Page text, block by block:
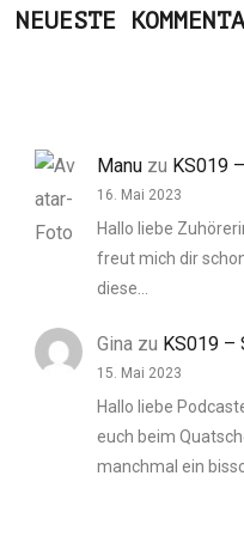
NEUESTE
Manu zu KS019
16. Mai 2023
Hallo liebe
freut mich dir
diese…
Gina zu KS019 –
15. Mai 2023
Hallo liebe
euch beim
manchmal ein